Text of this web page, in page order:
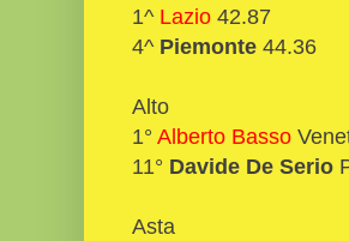
1^ Lazio 42.87
4^ Piemonte 44.36
Alto
1° Alberto Basso
11° Davide De Serio
Asta